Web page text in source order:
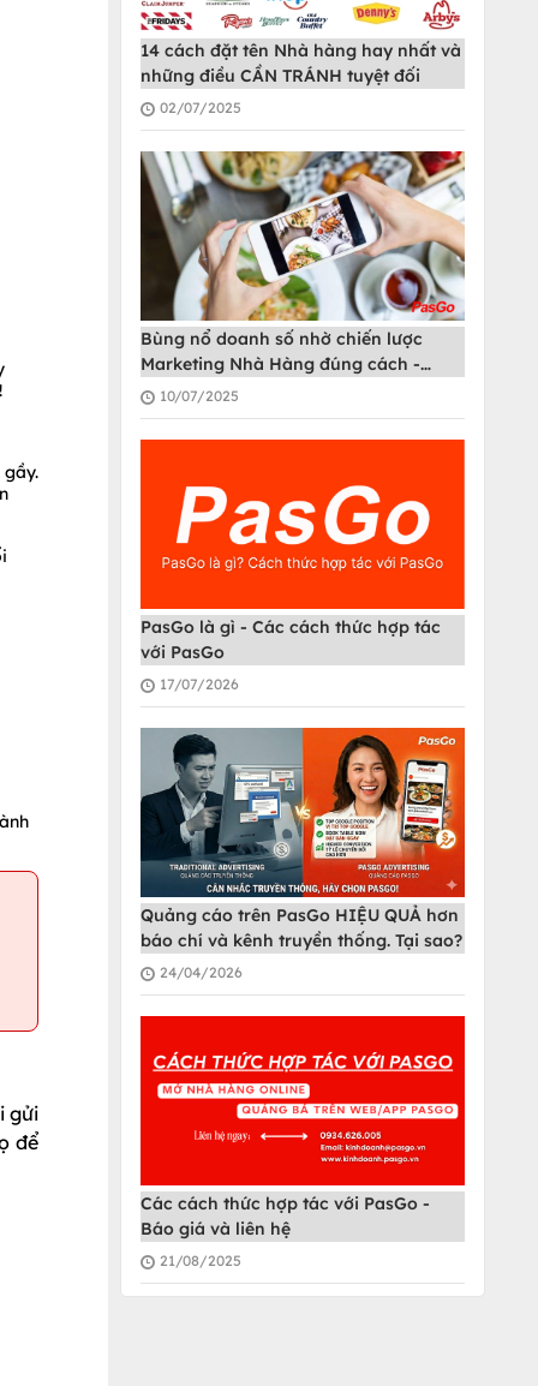
gửi
để
14 cách đặt tên Nhà hàng hay nhất và
những điều CẦN TRÁNH tuyệt đối
02/07/2025
Bùng nổ doanh số nhờ chiến lược
Marketing Nhà Hàng đúng cách -
PasGo
10/07/2025
PasGo là gì - Các cách thức hợp tác
với PasGo
17/07/2026
Quảng cáo trên PasGo HIỆU QUẢ hơn
báo chí và kênh truyền thống. Tại sao?
24/04/2026
Các cách thức hợp tác với PasGo -
Báo giá và liên hệ
21/08/2025